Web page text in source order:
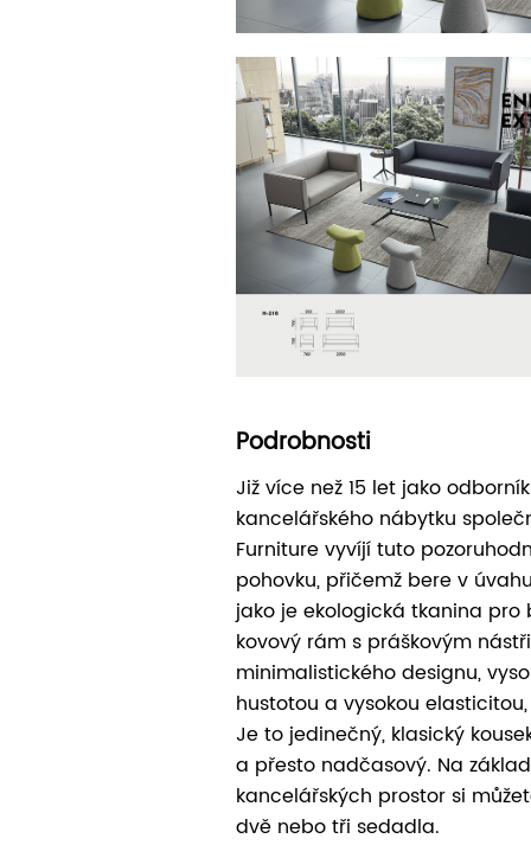
Podrobnosti
Již více než 15 let jako
kancelářského nábytku
Furniture vyvíjí tuto
pohovku, přičemž bere v
jako je ekologická tkanina pro
kovový rám s práškovým
minimalistického designu,
hustotou a vysokou
Je to jedinečný, klasický
a přesto nadčasový. Na
kancelářských prostor si
dvě nebo tři sedadla.⠀